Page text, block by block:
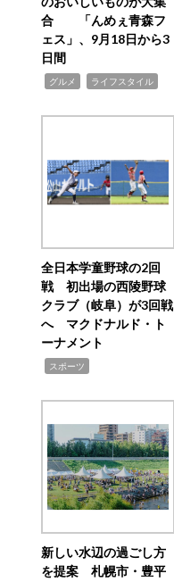
合 「んめぇ青森フ
ェス」、9月18日から3
日間
グルメ ライフスタイル
全日本学童野球の2回
戦 初出場の西陵野球
クラブ（岐阜）が3回戦
へ マクドナルド・ト
ーナメント
スポーツ
新しい水辺の過ごし方
を提案 札幌市・豊平